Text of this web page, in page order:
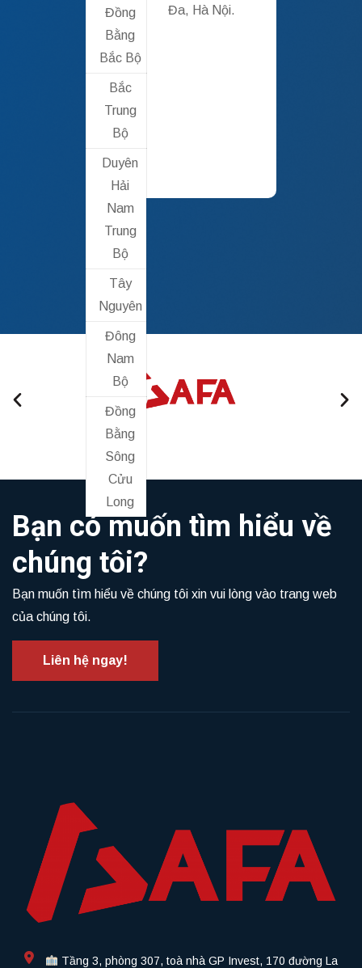
Đồng
Bằng
Bắc Bộ
Bắc
Trung
Bộ
Duyên
Hải
Nam
Trung
Bộ
Tây
Nguyên
Đông
Nam
Bộ
Đồng
Bằng
Sông
Cửu
Long
Đa, Hà Nội.
Bạn có muốn tìm hiểu về
chúng tôi?
Bạn muốn tìm hiểu về chúng tôi xin vui lòng vào trang web
của chúng tôi.
Liên hệ ngay!
Tầng 3, phòng 307, toà nhà GP Invest, 170 đường La